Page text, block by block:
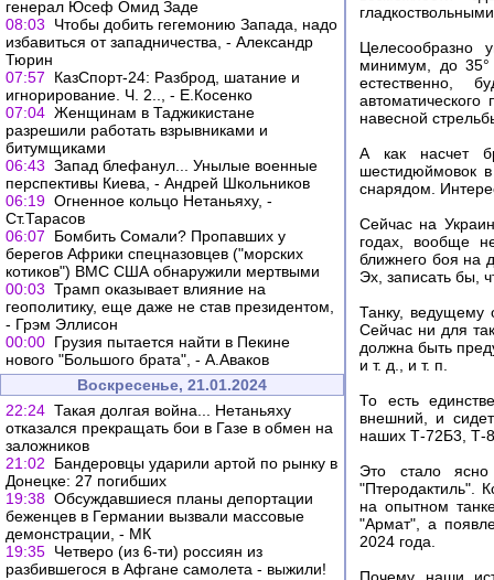
генерал Юсеф Омид Заде
08:03
Чтобы добить гегемонию Запада, надо
избавиться от западничества, - Александр
Тюрин
07:57
КазСпорт-24: Разброд, шатание и
игнорирование. Ч. 2.., - Е.Косенко
07:04 Женщинам в Таджикистане
разрешили работать взрывниками и
битумщиками
06:43 Запад блефанул... Унылые военные
перспективы Киева, - Андрей Школьников
06:19 Огненное кольцо Нетаньяху, -
Ст.Тарасов
06:07
Бомбить Сомали? Пропавших у
берегов Африки спецназовцев ("морских
котиков") ВМС США обнаружили мертвыми
00:03 Трамп оказывает влияние на
геополитику, еще даже не став президентом,
- Грэм Эллисон
00:00 Грузия пытается найти в Пекине
нового "Большого брата", - А.Аваков
Воскресенье, 21.01.2024
22:24 Такая долгая война... Нетаньяху
отказался прекращать бои в Газе в обмен на
заложников
21:02
Бандеровцы ударили артой по рынку в
Донецке: 27 погибших
19:38 Обсуждавшиеся планы депортации
беженцев в Германии вызвали массовые
демонстрации, - МК
19:35 Четверо (из 6-ти) россиян из
разбившегося в Афгане самолета - выжили!
Целесообразно
минимум, до 35°
естественно,
навесной
А как насчет
шестидюймовок
снарядом.
Сейчас на
годах, вообще
ближнего боя на
Эх, записать бы,
Танку, ведущему
Сейчас ни для
должна быть
и т. д., и т. п.
То есть
внешний, и
наших Т-72Б3, Т-
Это стало
"Птеродактиль".
на опытном
"Армат", а
2024 года.